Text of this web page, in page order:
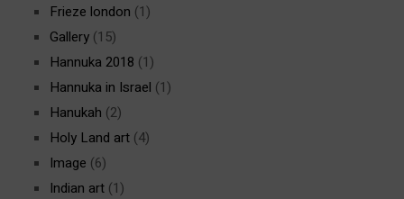
Frieze london (1)
Gallery (15)
Hannuka 2018 (1)
Hannuka in Israel (1)
Hanukah (2)
Holy Land art (4)
Image (6)
Indian art (1)